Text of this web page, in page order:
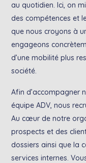
au quotidien. Ici, on
des compétences et
que nous croyons à
engageons
d’une mobilité plus
société.
Afin d’accompagner
équipe ADV, nous
Au cœur de notre
prospects et des
dossiers ainsi que la
services internes.